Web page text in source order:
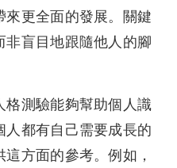
來更全面的發展。關鍵
非盲目地跟隨他人的腳
格測驗能夠幫助個人識
人都有自己需要成長的
方面的參考。例如，